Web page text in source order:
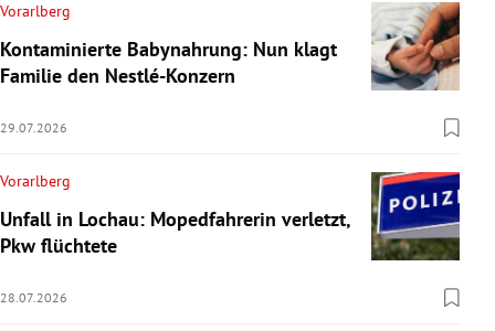
Vorarlberg
Kontaminierte Babynahrung: Nun klagt
Familie den Nestlé-Konzern
29.07.2026
Vorarlberg
Unfall in Lochau: Mopedfahrerin verletzt,
Pkw flüchtete
28.07.2026